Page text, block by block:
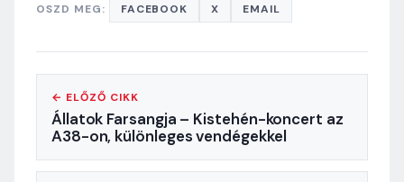
OSZD MEG: FACEBOOK X EMAIL
← ELŐZŐ CIKK
Állatok Farsangja – Kistehén-koncert az
A38-on, különleges vendégekkel